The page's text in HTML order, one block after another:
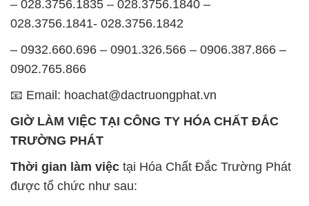
📧 Email: hoachat@dactruongphat.vn
TRƯỜNG PHÁT
được tổ chức như sau:
Thứ 2 đến thứ 6: Buổi sáng: từ 8h đến 11h – Buổi
chiều: từ 12h30 đến 17h
Thứ 7: Buổi sáng: từ 8h đến 11h – Buổi chiều: từ
12h30 đến 16h